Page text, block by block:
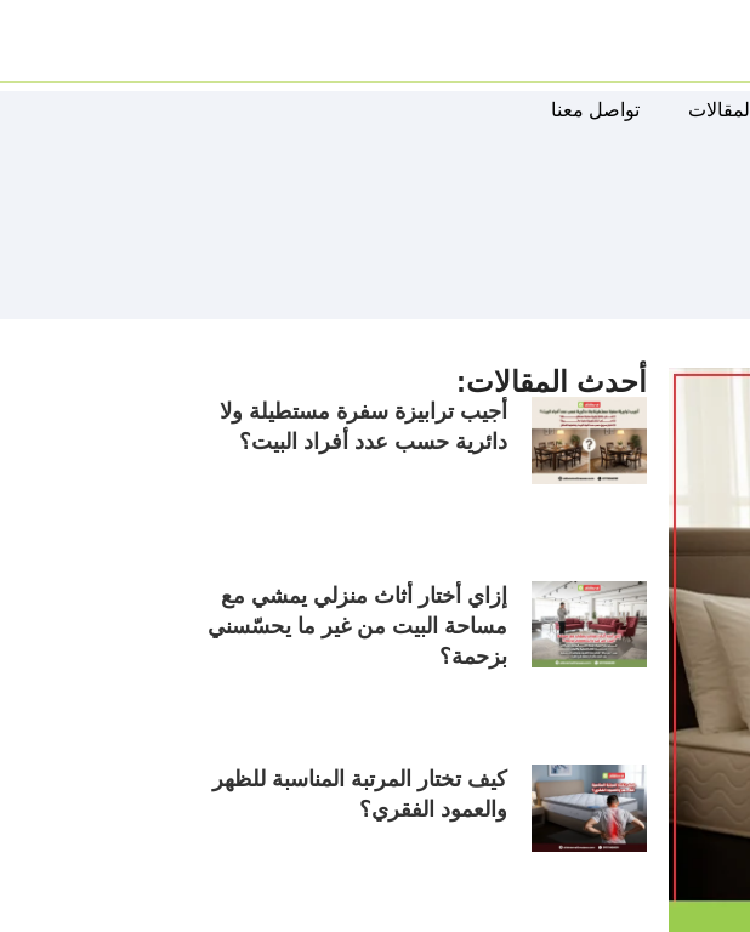
المقالات تواصل معنا
أحدث المقالات:
أجيب ترابيزة سفرة مستطيلة ولا
دائرية حسب عدد أفراد البيت؟
إزاي أختار أثاث منزلي يمشي مع
مساحة البيت من غير ما يحسّسني
بزحمة؟
كيف تختار المرتبة المناسبة للظهر
والعمود الفقري؟